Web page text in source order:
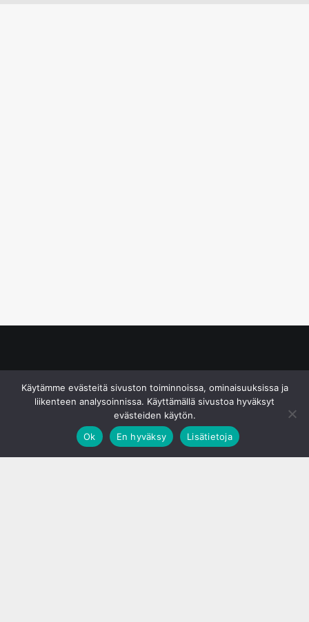
Käytämme evästeitä sivuston toiminnoissa, ominaisuuksissa ja
liikenteen analysoinnissa. Käyttämällä sivustoa hyväksyt
evästeiden käytön.
Ok
En hyväksy Lisätietoja